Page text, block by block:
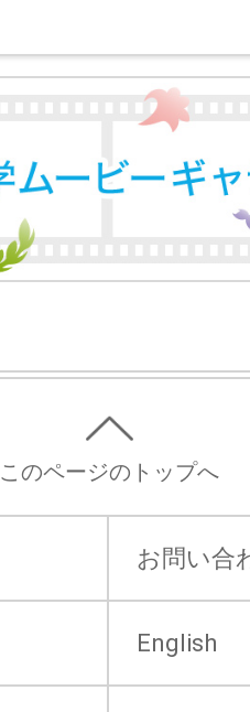
このページのトップへ
お問い合
English